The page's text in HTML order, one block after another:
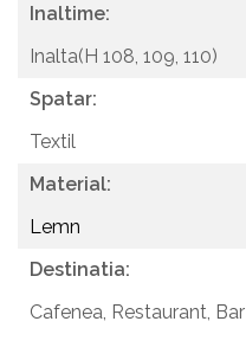
Inaltime:
Inalta(H 108, 109, 110)
Spatar:
Textil
Material:
Lemn
Destinatia:
Cafenea, Restaurant, Bar